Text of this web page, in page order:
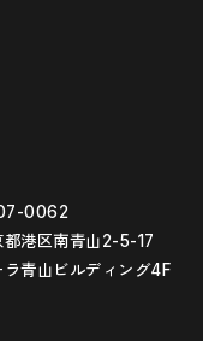
0062
都港区南青山2-5-17
ラ青山ビルディング4F